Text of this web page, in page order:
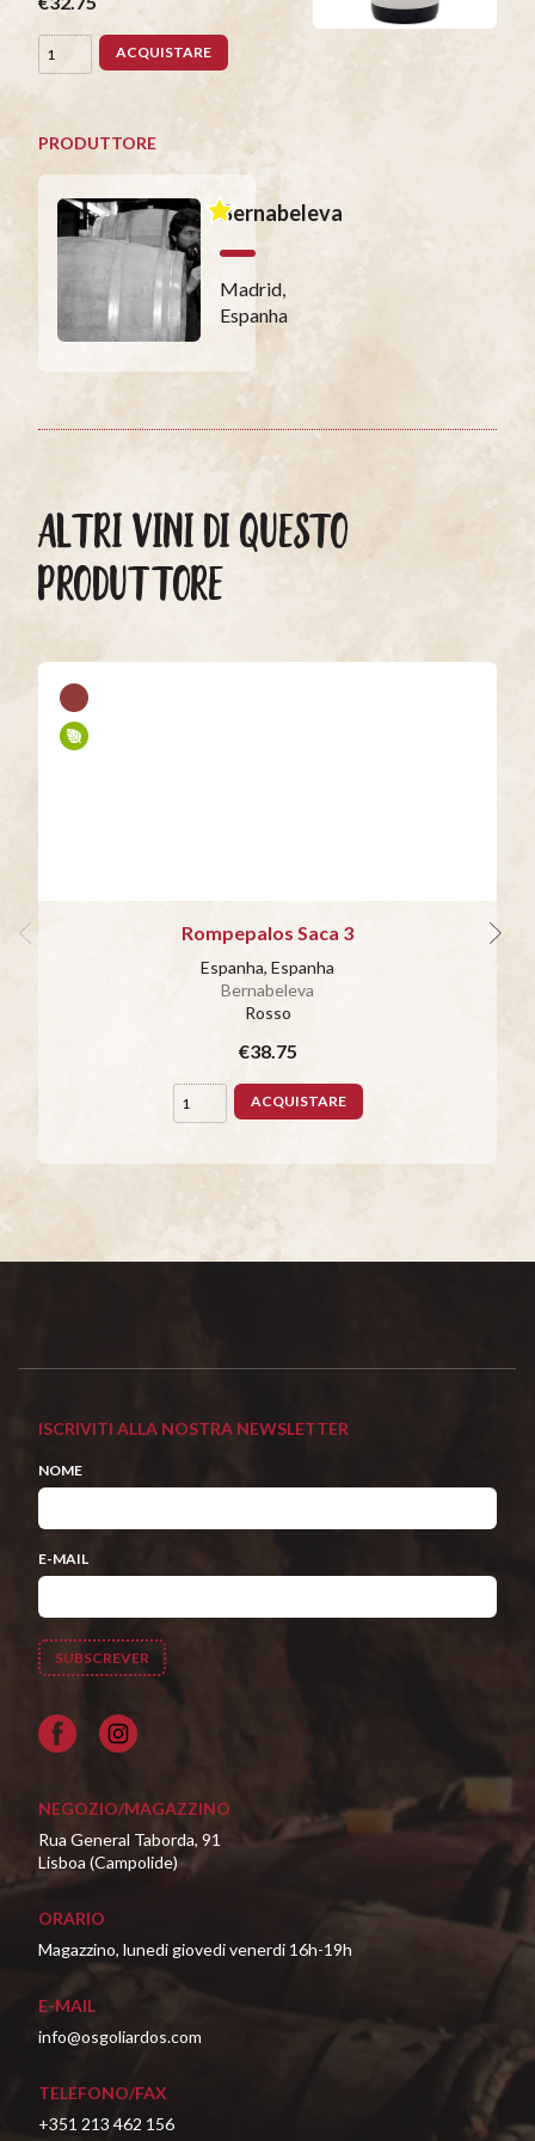
ACQUISTARE
PRODUTTORE
Bernabeleva
Madrid,
Espanha
ALTRI VINI DI QUESTO
PRODUTTORE
Rompepalos Saca 3
Espanha, Espanha
Bernabeleva
Rosso
€38.75
ACQUISTARE
ISCRIVITI ALLA NOSTRA NEWSLETTER
NOME
E-MAIL
Facebook
NEGOZIO/MAGAZZINO
Rua General Taborda, 91
Lisboa (Campolide)
ORARIO
Magazzino, lunedi giovedi venerdi 16h-19h
E-MAIL
info@osgoliardos.com
TELEFONO/FAX
+351 213 462 156